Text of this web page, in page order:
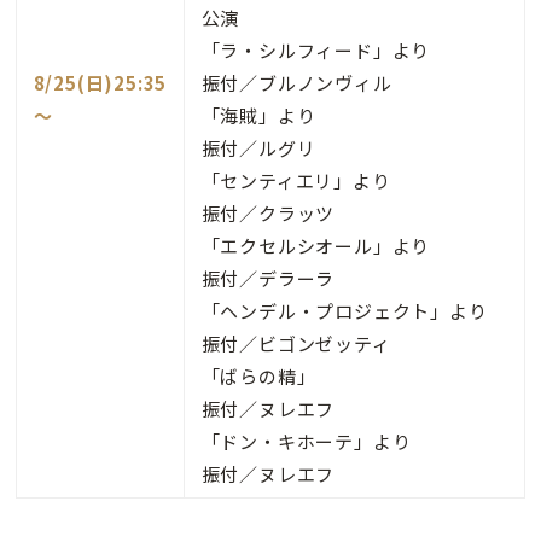
8/25(日)25:35
～
公演
「ラ・シルフィード」より
振付／ブルノンヴィル
「海賊」より
振付／ルグリ
「センティエリ」より
振付／クラッツ
「エクセルシオール」より
振付／デラーラ
「ヘンデル・プロジェクト」より
振付／ビゴンゼッティ
「ばらの精」
振付／ヌレエフ
「ドン・キホーテ」より
振付／ヌレエフ